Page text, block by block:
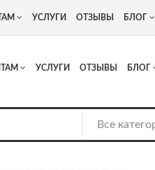
Котельнический проезд 13
УСЛУГИ ОТЗЫВЫ БЛОГ
УСЛУГИ ОТЗЫВЫ БЛОГ